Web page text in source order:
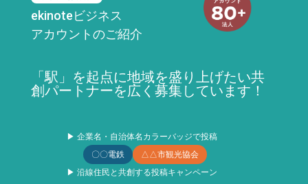
ekinoteビジネス
アカウントのご紹介
「駅」を起点に地域を盛り上げたい共
創パートナーを広く募集しています！
▶ 企業名・自治体名カラーバッジで投稿
〇〇電鉄
△△市観光協会
▶ 沿線住民と共創する投稿キャンペーン